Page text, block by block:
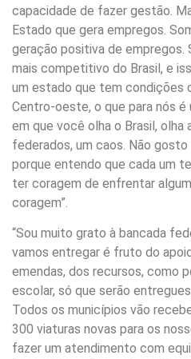
capacidade de fazer gestão.
Estado que gera empregos.
geração positiva de empregos.
mais competitivo do Brasil, e
um estado que tem condições
Centro-oeste, o que para nós é
em que você olha o Brasil,
federados, um caos. Não
porque entendo que cada um
ter coragem de enfrentar
coragem”.
“Sou muito grato à bancada
vamos entregar é fruto do
emendas, dos recursos, como
escolar, só que serão
Todos os municípios vão
300 viaturas novas para os
fazer um atendimento com